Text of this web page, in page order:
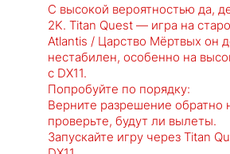
С высокой вероятностью да,
2K. Titan Quest — игра на
Atlantis / Царство Мёртвых он
нестабилен, особенно на
с DX11.
Попробуйте по порядку:
Верните разрешение обратно
проверьте, будут ли вылеты.
Запускайте игру через Titan